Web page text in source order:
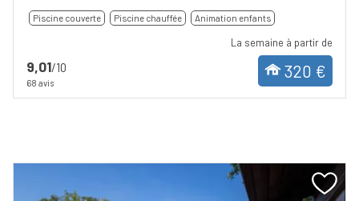
Piscine couverte Piscine chauffée Animation enfants
9,01/10
68 avis
La semaine à partir de
320 €